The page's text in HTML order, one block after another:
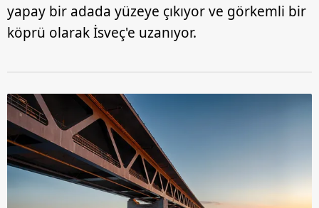
yapay bir adada yüzeye çıkıyor ve görkemli bir
köprü olarak İsveç'e uzanıyor.